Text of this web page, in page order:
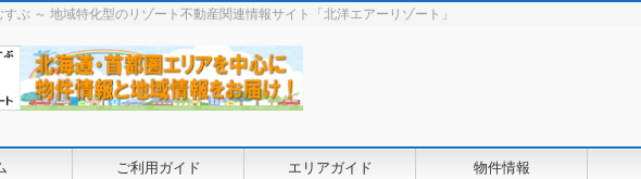
すぶ ～ 地域特化型のリゾート不動産関連情報サイト「北洋エアーリゾート」
ご利用ガイド エリアガイド 物件情報